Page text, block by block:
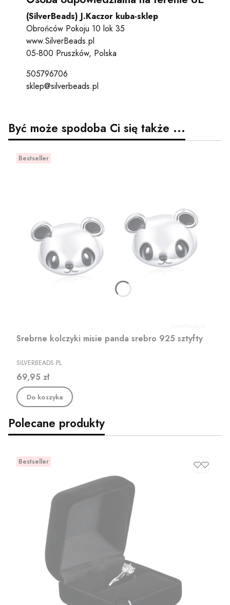
(SilverBeads) J.Kaczor kuba-sklep
Obrońców Pokoju 10 lok 35
www.SilverBeads.pl
05-800 Pruszków, Polska
505796706
sklep@silverbeads.pl
Być może spodoba Ci się także ...
Bestseller
Srebrne kolczyki misie panda srebro 925 sztyfty
PRODUCENT
SILVERBEADS.PL
Cena
69,95 zł
Do koszyka
Polecane produkty
Bestseller